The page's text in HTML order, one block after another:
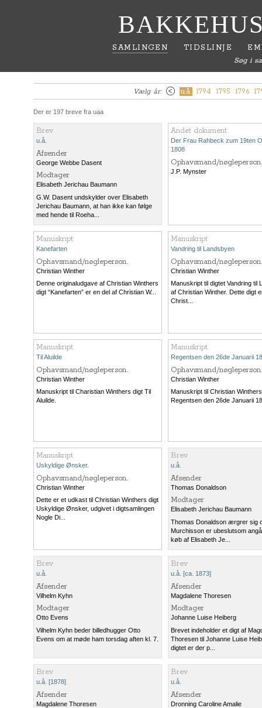
SAMLINGEN TIDSLINJE
Søg i
Vælg år: u.å. 1794 1795 1796
Der er 197 breve fra uaa
Brev
u.å.
Afsender
George Webbe Dasent
Modtager
Elisabeth Jerichau Baumann
G.W. Dasent undskylder over Elisabeth
Jerichau Baumann, at han ikke kan følge
med hende til Roeha...
Andet dokument
Der Frau Rahbeck zum 19ten
1808
Ophavsmand/nøgleperson.
J.P. Mynster
Manuskript
Kanefarten
Ophavsmand/nøgleperson.
Christian Winther
Denne originaludgave af Christian Winthers
digt “Kanefarten” er en del af Christian W...
Manuskript
Vandring til Landsbyen
Ophavsmand/nøgleperson.
Christian Winther
Manuskript til digtet Vandring til
af Christian Winther. Dette digt
Christ...
Manuskript
Til Aluilde
Ophavsmand/nøgleperson.
Christian Winther
Manuskript til Charistian Winthers digt Til
Aluilde.
Manuskript
Regentsen den 26de Januarii
Ophavsmand/nøgleperson.
Christian Winther
Manuskript til Christian Winthers
Regentsen den 26de Januarii
Manuskript
Uskyldige Ønsker.
Ophavsmand/nøgleperson.
Christian Winther
Dette er et udkast til Christian Winthers digt
Uskyldige Ønsker, udgivet i digtsamlingen
Nogle Di...
Brev
u.å.
Afsender
Thomas Donaldson
Modtager
Elisabeth Jerichau Baumann
Thomas Donaldson ærgrer sig
Murchisson er ubeslutsom
køb af Elisabeth Je...
Brev
u.å.
Afsender
Vilhelm Kyhn
Modtager
Otto Evens
Vilhelm Kyhn beder billedhugger Otto
Evens om at møde ham torsdag aften kl. 7.
Brev
u.å. [ca. 1873]
Afsender
Magdalene Thoresen
Modtager
Johanne Luise Heiberg
Brevet indeholder et digt af
Thoresen til Johanne Luise
digtet er der p...
Brev
u.å. [1878]
Afsender
Magdalene Thoresen
Brev
u.å.
Afsender
Dronning Caroline Amalie